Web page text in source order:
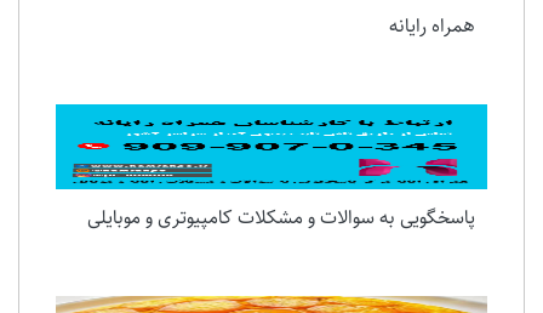
همراه رایانه
پاسخگویی به سوالات و مشکلات کامپیوتری و موبایلی